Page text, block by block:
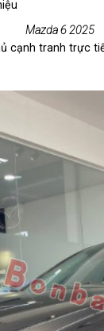
Mazda 6 2025
cạnh tranh trực